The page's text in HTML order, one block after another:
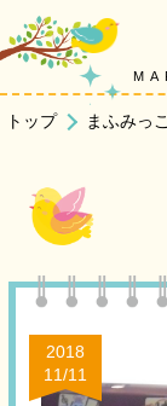
トップ まふみっ
2018
11/11